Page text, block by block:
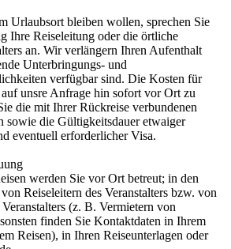
Urlaubsort bleiben wollen, sprechen Sie
Ihre Reiseleitung oder die örtliche
an. Wir verlängern Ihren Aufenthalt
Unterbringungs- und
verfügbar sind. Die Kosten für
unsre Anfrage hin sofort vor Ort zu
die mit Ihrer Rückreise verbundenen
sowie die Gültigkeitsdauer etwaiger
eventuell erforderlicher Visa.
werden Sie vor Ort betreut; in den
Reiseleitern des Veranstalters bzw. von
(z. B. Vermietern von
finden Sie Kontaktdaten in Ihrem
Reisen), in Ihren Reiseunterlagen oder